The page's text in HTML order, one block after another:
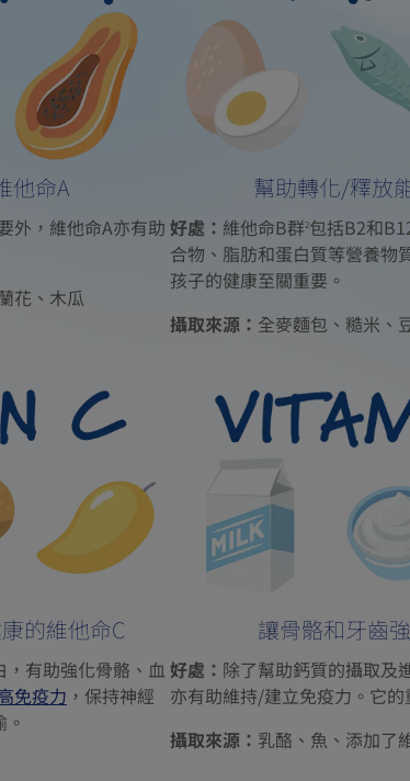
他命A
外，維他命A亦有助
花、木瓜
幫助轉化/釋放
好處： 維他命B群2包括B2和
合物、脂肪和蛋白質等營養物
孩子的健康至關重要。
攝取來源： 全麥麵包、糙米、
的維他命C
，有助強化骨骼、血
免疫力 ，保持神經
讓骨骼和牙齒
好處： 除了幫助鈣質的攝取及
亦有助維持/建立免疫力。它的
攝取來源： 乳酪、魚、添加了